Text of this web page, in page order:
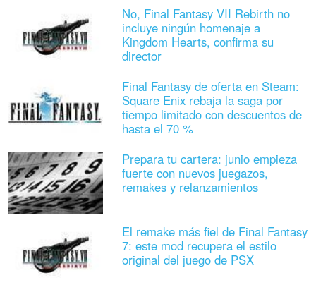
No, Final Fantasy VII Rebirth no
incluye ningún homenaje a
Kingdom Hearts, confirma su
director
Final Fantasy de oferta en Steam:
Square Enix rebaja la saga por
tiempo limitado con descuentos de
hasta el 70 %
Prepara tu cartera: junio empieza
fuerte con nuevos juegazos,
remakes y relanzamientos
El remake más fiel de Final Fantasy
7: este mod recupera el estilo
original del juego de PSX